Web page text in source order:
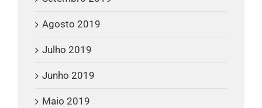
Agosto 2019
Julho 2019
Junho 2019
Maio 2019